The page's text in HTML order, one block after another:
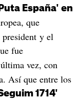
España' en
que
y el
fue
vez, con
Así que entre los
1714'